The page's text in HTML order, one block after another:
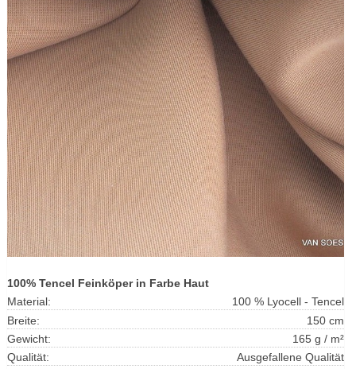
100% Tencel Feinköper in Farbe Haut
Material:
100 % Lyocell - Tencel
Breite:
150 cm
Gewicht:
165 g / m²
Qualität:
Ausgefallene Qualität